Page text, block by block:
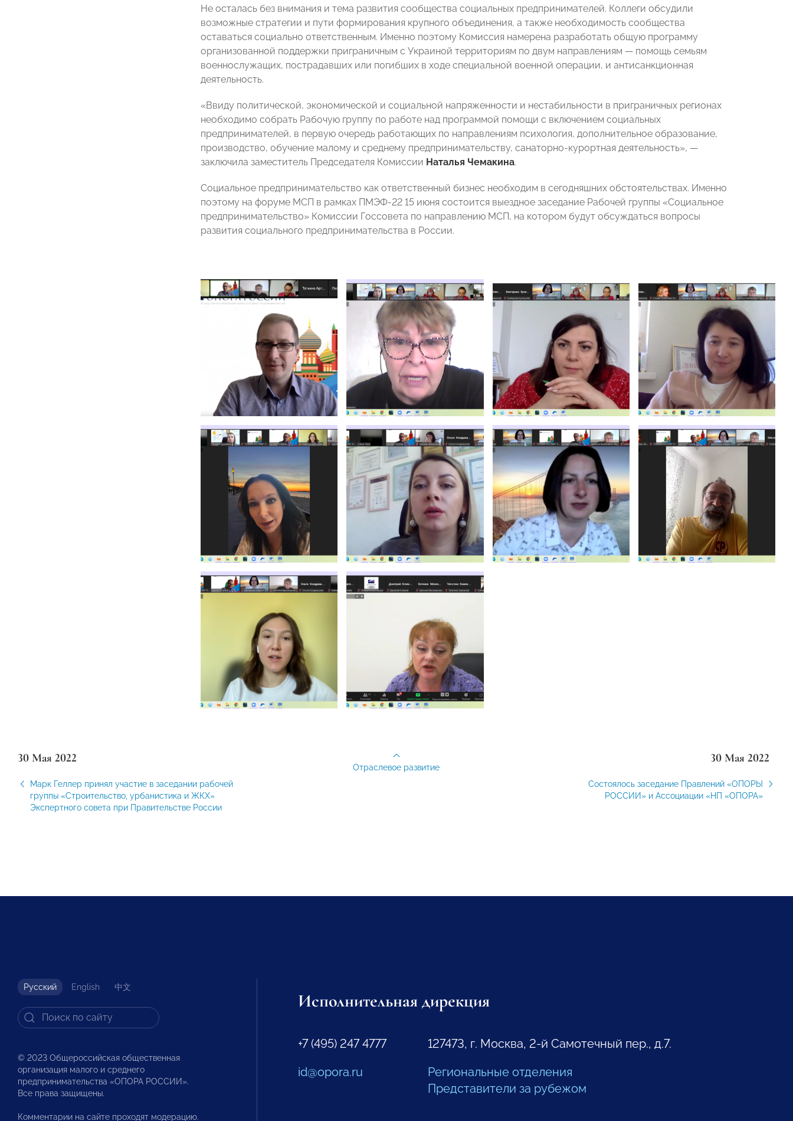
Не осталась без внимания и тема развития сообщества социальных предпринимателей. Коллеги обсудили
возможные стратегии и пути формирования крупного объединения, а также необходимость сообщества
оставаться социально ответственным. Именно поэтому Комиссия намерена разработать общую программу
организованной поддержки приграничным с Украиной территориям по двум направлениям — помощь семьям
военнослужащих, пострадавших или погибших в ходе специальной военной операции, и антисанкционная
деятельность.
«Ввиду политической, экономической и социальной напряженности и нестабильности в приграничных регионах
необходимо собрать Рабочую группу по работе над программой помощи с включением социальных
предпринимателей, в первую очередь работающих по направлениям психология, дополнительное образование,
производство, обучение малому и среднему предпринимательству, санаторно-курортная деятельность», —
заключила заместитель Председателя Комиссии Наталья Чемакина.
Социальное предпринимательство как ответственный бизнес необходим в сегодняшних обстоятельствах. Именно
поэтому на форуме МСП в рамках ПМЭФ-22 15 июня состоится выездное заседание Рабочей группы «Социальное
предпринимательство» Комиссии Госсовета по направлению МСП, на котором будут обсуждаться вопросы
развития социального предпринимательства в России.
30 Мая 2022
Марк Геллер принял участие в заседании рабочей
группы «Строительство, урбанистика и ЖКХ»
Экспертного совета при Правительстве России
30 Мая 2022
Состоялось заседание Правлений «ОПОРЫ
РОССИИ» и Ассоциации «НП «ОПОРА»
Отраслевое развитие
Русский English 中文
© 2023 Общероссийская общественная
организация малого и среднего
предпринимательства «ОПОРА РОССИИ».
Все права защищены.
Комментарии на сайте проходят модерацию.
Исполнительная дирекция
+7 (495) 247 4777
id@opora.ru
127473, г. Москва, 2-й Самотечный пер., д.7.
Региональные отделения
Представители за рубежом